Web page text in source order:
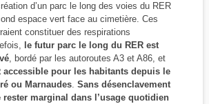
d’un parc le long des voies du RER
espace vert face au cimetière. Ces
constituer des respirations
le futur parc le long du RER est
, bordé par les autoroutes A3 et A86, et
pour les habitants depuis le
ou Marnaudes. Sans désenclavement
marginal dans l’usage quotidien